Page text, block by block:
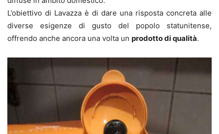
L’obiettivo di Lavazza è di dare una risposta concreta alle
diverse esigenze di gusto del popolo statunitense,
offrendo anche ancora una volta un prodotto di qualità.